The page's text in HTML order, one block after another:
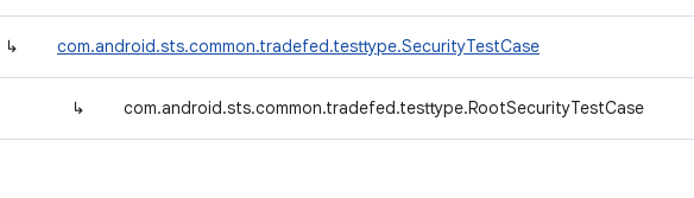
↳ com.android.sts.common.tradefed.testtype.SecurityTestCase
↳ com.android.sts.common.tradefed.testtype.RootSecurityTestCase